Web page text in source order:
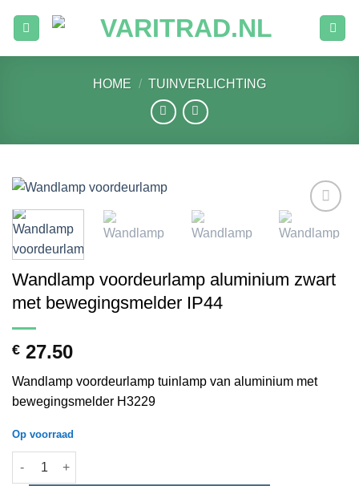
naar
HOME / TUINVERLICHTING
Toevoegen
aan
Wandlamp voordeurlamp aluminium zwart
met bewegingsmelder IP44
€ 27.50
Wandlamp voordeurlamp tuinlamp van aluminium met
bewegingsmelder H3229
Op voorraad
Wandlamp voordeurlamp aluminium zwart met